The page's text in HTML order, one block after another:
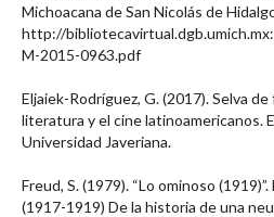
Michoacana de San Nicolás de
http://
M-2015-0963.pdf
Eljaiek-Rodríguez, G. (2017). Selva
literatura y el cine latinoamericanos.
Universidad Javeriana.
Freud, S. (1979). “Lo ominoso
(1917-1919) De la historia de una